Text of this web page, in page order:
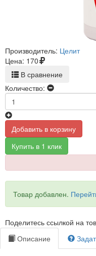
Производитель: Целит
Цена: 170
В сравнение
Количество:
Добавить в корзину
Купить в 1 клик
Товар добавлен.
Поделитесь ссылкой на
Описание